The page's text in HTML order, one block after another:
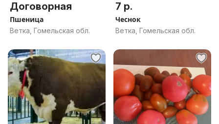
Договорная
Пшеница
Ветка, Гомельская обл.
7 р.
Чеснок
Ветка, Гомельская обл.